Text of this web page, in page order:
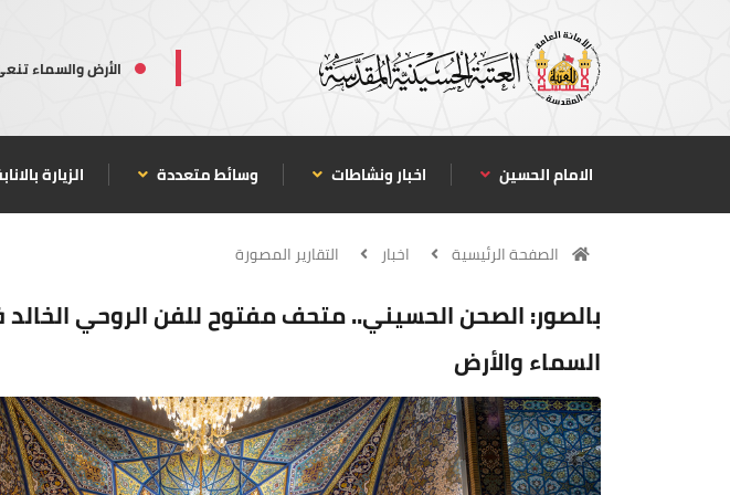
الأرض والسماء
الامام الحسين اخبار ونشاطات وسائط متعددة الزيارة
الصفحة الرئيسية اخبار التقارير المصورة
بالصور: الصحن الحسيني.. متحف مفتوح للفن الروحي
السماء والأرض